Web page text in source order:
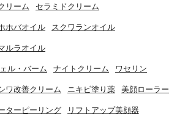
リーム セラミドクリーム
ホバオイル スクワランオイル
ルラオイル
ル・バーム ナイトクリーム ワセリン
ワ改善クリーム ニキビ塗り薬 美顔ローラー
ターピーリング リフトアップ美顔器